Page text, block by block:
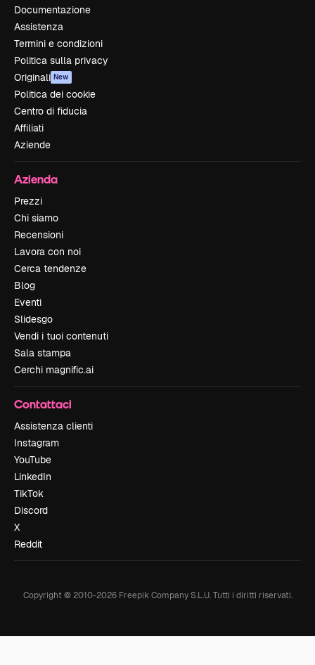
Documentazione
Assistenza
Termini e condizioni
Politica sulla privacy
Originali New
Politica dei cookie
Centro di fiducia
Affiliati
Aziende
Azienda
Prezzi
Chi siamo
Recensioni
Lavora con noi
Cerca tendenze
Blog
Eventi
Slidesgo
Vendi i tuoi contenuti
Sala stampa
Cerchi magnific.ai
Contattaci
Assistenza clienti
Instagram
YouTube
LinkedIn
TikTok
Discord
X
Reddit
Copyright © 2010-2026Freepik Company S.L.U. Tutti i diritti riservati.